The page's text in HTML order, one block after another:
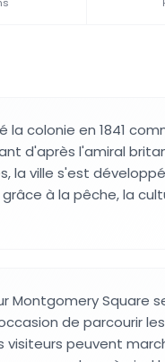
la colonie en 1841
d'après l'amiral
la ville s'est
à la pêche, la
Montgomery Square
de parcourir
visiteurs peuvent